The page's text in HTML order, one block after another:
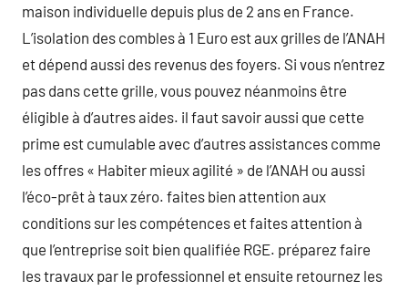
maison individuelle depuis plus de 2 ans en France.
L’isolation des combles à 1 Euro est aux grilles de l’ANAH
et dépend aussi des revenus des foyers. Si vous n’entrez
pas dans cette grille, vous pouvez néanmoins être
éligible à d’autres aides. il faut savoir aussi que cette
prime est cumulable avec d’autres assistances comme
les offres « Habiter mieux agilité » de l’ANAH ou aussi
l’éco-prêt à taux zéro. faites bien attention aux
conditions sur les compétences et faites attention à
que l’entreprise soit bien qualifiée RGE. préparez faire
les travaux par le professionnel et ensuite retournez les